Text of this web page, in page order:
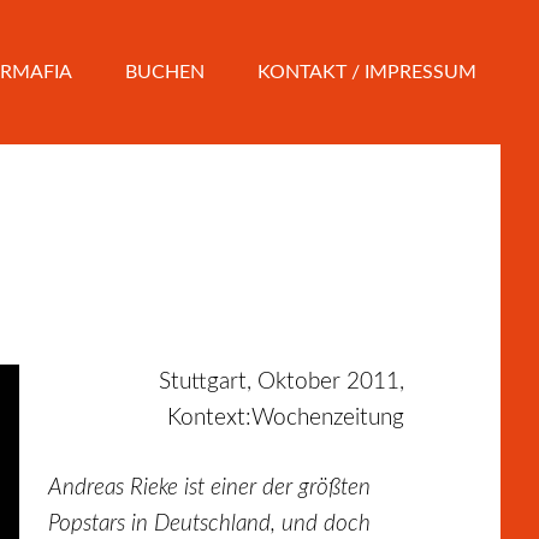
BUCHEN KONTAKT / IMPRESSUM
Stuttgart, Oktober 2011,
Kontext:Wochenzeitung
Andreas Rieke ist einer der größten
Popstars in Deutschland, und doch